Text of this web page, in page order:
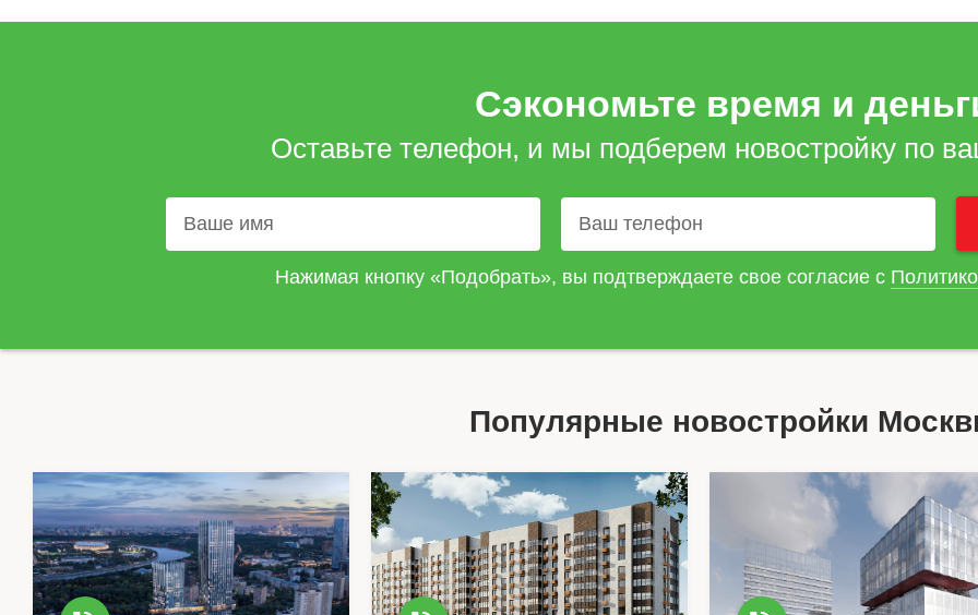
Сэкономьте время и
Оставьте телефон, и мы подберем новостройку по
Нажимая кнопку «Подобрать», вы подтверждаете свое согласие с
Популярные новостройки